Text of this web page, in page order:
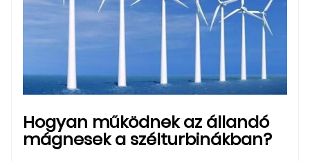
Hogyan működnek az állandó
mágnesek a szélturbinákban?